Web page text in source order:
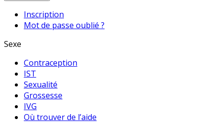
Inscription
Mot de passe oublié ?
Sexe
Contraception
IST
Sexualité
Grossesse
IVG
Où trouver de l’aide